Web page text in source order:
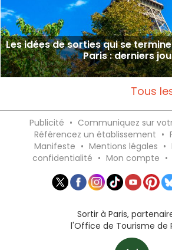
Les idées de sorties qui se
Paris : derniers
Tous
Publicité • Communiquez sur
Référencez un établissement •
Manifeste • Mentions légales •
confidentialité • Mon compte •
Sortir à Paris,
l'Office de Tourisme de